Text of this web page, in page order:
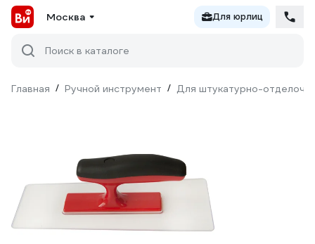
Москва Для юрлиц
Поиск в каталоге
Главная / Ручной инструмент / Для штукатурно-